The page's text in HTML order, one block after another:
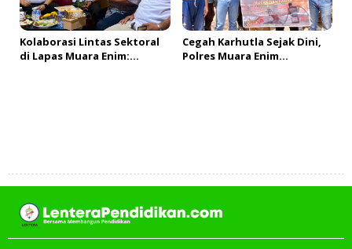
Kolaborasi Lintas Sektoral
di Lapas Muara Enim:
Cegah Karhutla Sejak Dini,
Polres Muara Enim